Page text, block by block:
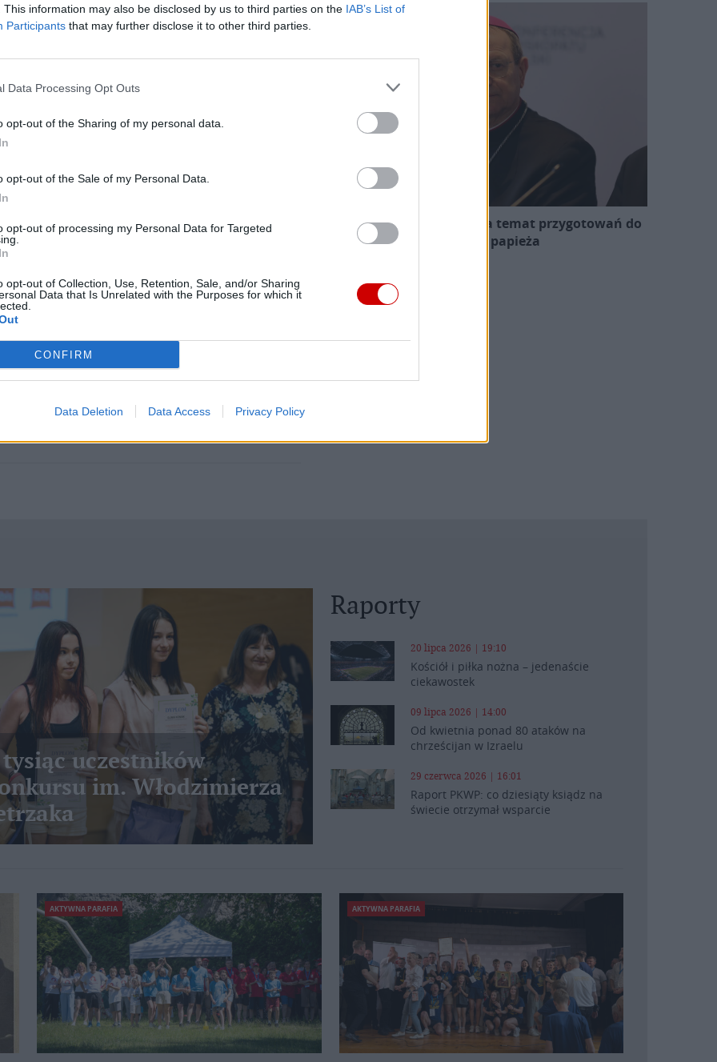
This information may also be disclosed by us to third parties on the IAB’s List of
Participants that may further disclose it to other third parties.
Data Processing Opt Outs
opt-out of the Sharing of my personal data.
opt-out of the Sale of my Personal Data.
opt-out of processing my Personal Data for Targeted
opt-out of Collection, Use, Retention, Sale, and/or Sharing
Data that Is Unrelated with the Purposes for which it
CONFIRM
Data Deletion Data Access Privacy Policy
Podkarpackiego wziął także udział
XIV na Placu św. Piotra.
tu dla Ciebie!
z życia Kościoła w Polsce i na świecie.
będzie coraz trudniejsze.
za pośrednictwem serwisu Patronite.
Więcej informacji znajdziesz
Przewodniczący KEP na temat przygotowań do
wizyty papieża
uczestników
im. Włodzimierza
Raporty
20 lipca 2026 | 19:10
Kościół i piłka nożna – jedenaście
ciekawostek
09 lipca 2026 | 14:00
Od kwietnia ponad 80 ataków na
chrześcijan w Izraelu
29 czerwca 2026 | 16:01
Raport PKWP: co dziesiąty ksiądz na
świecie otrzymał wsparcie
AKTYWNA PARAFIA AKTYWNA PARAFIA